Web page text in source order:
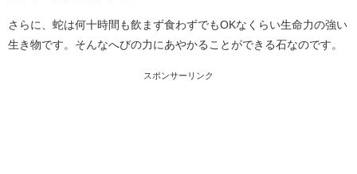
さらに、蛇は何十時間も飲まず食わずでもOKなくらい生命力の強い
生き物です。そんなへびの力にあやかることができる石なのです。
スポンサーリンク